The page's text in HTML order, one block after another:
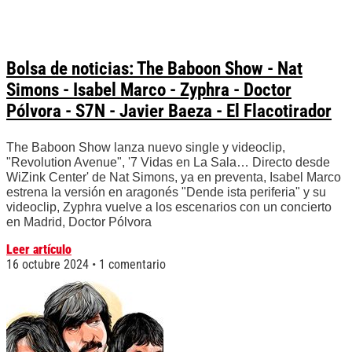
Bolsa de noticias: The Baboon Show - Nat
Simons - Isabel Marco - Zyphra - Doctor
Pólvora - S7N - Javier Baeza - El Flacotirador
The Baboon Show lanza nuevo single y videoclip,
"Revolution Avenue", '7 Vidas en La Sala… Directo desde
WiZink Center' de Nat Simons, ya en preventa, Isabel Marco
estrena la versión en aragonés "Dende ista periferia" y su
videoclip, Zyphra vuelve a los escenarios con un concierto
en Madrid, Doctor Pólvora
Leer artículo
16 octubre 2024
1 comentario